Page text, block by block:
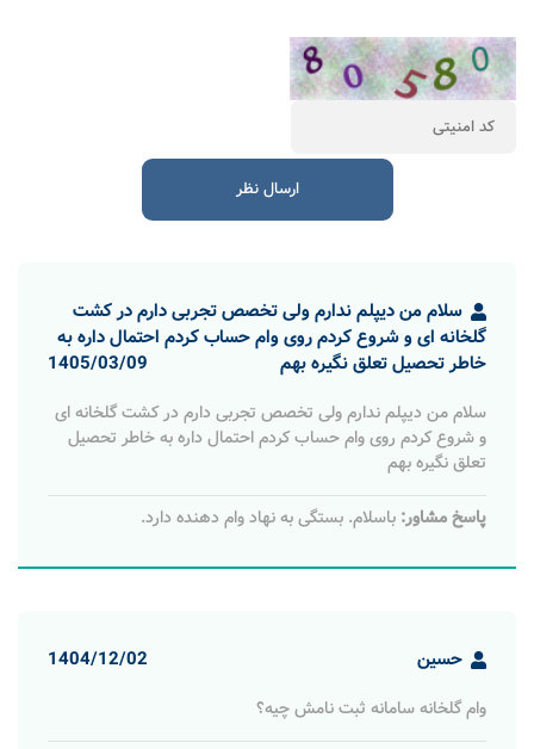
سلام من دیپلم ندارم ولی تخصص تجربی دارم در کشت
گلخانه ای و شروع کردم روی وام حساب کردم احتمال داره به
خاطر تحصیل تعلق نگیره بهم
1405/03/09
سلام من دیپلم ندارم ولی تخصص تجربی دارم در کشت گلخانه ای
و شروع کردم روی وام حساب کردم احتمال داره به خاطر تحصیل
تعلق نگیره بهم
پاسخ مشاور: باسلام. بستگی به نهاد وام دهنده دارد.
حسین 1404/12/02
وام گلخانه سامانه ثبت نامش چیه؟